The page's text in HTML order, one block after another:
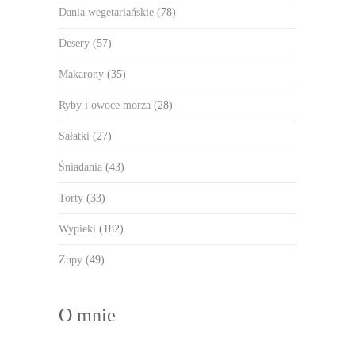
Dania wegetariańskie (78)
Desery (57)
Makarony (35)
Ryby i owoce morza (28)
Sałatki (27)
Śniadania (43)
Torty (33)
Wypieki (182)
Zupy (49)
O mnie